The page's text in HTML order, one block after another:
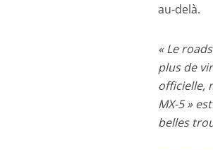
au-delà.
« Le
plus de
officielle,
MX-5 »
belles